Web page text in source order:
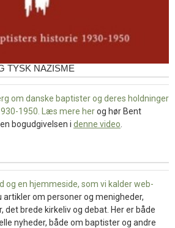
TYSK NAZISME
om danske baptister og deres holdninger
1950. Læs mere herog hør Bent
bogudgivelsen i denne video
og en hjemmeside, som vi kalder web-
artikler om personer og menigheder,
brede kirkeliv og debat. Her er både
nyheder, både om baptister og andre